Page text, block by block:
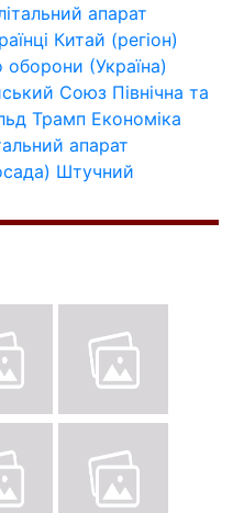
апарат
Китай (регіон)
оборони (Україна)
Союз Північна та
Трамп Економіка
апарат
Штучний